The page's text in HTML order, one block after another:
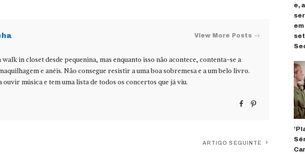
View More Posts
walk in closet desde pequenina, mas enquanto isso não acontece, contenta-se a
e anéis. Não consegue resistir a uma boa sobremesa e a um belo livro.
ouvir música e tem uma lista de todos os concertos que já viu.
ARTIGO SEGUINTE
e,